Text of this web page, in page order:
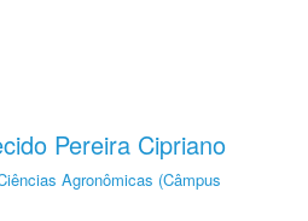
Pereira Cipriano
Agronômicas (Câmpus